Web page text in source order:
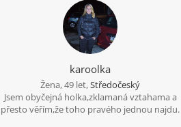
karoolka
Žena, 49 let,Středočeský
Jsem obyčejná holka,zklamaná vztahama a
přesto věřím,že toho pravého jednou najdu.